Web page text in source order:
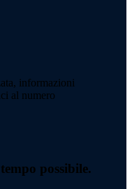
informazioni
al numero
possibile.